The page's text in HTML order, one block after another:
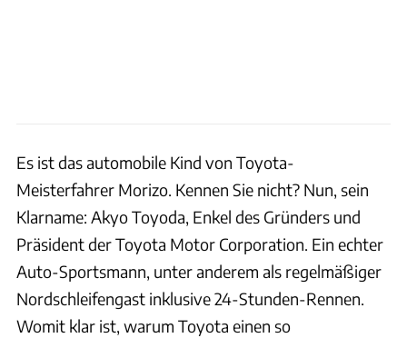
Es ist das automobile Kind von Toyota-
Meisterfahrer Morizo. Kennen Sie nicht? Nun, sein
Klarname: Akyo Toyoda, Enkel des Gründers und
Präsident der Toyota Motor Corporation. Ein echter
Auto-Sportsmann, unter anderem als regelmäßiger
Nordschleifengast inklusive 24-Stunden-Rennen.
Womit klar ist, warum Toyota einen so